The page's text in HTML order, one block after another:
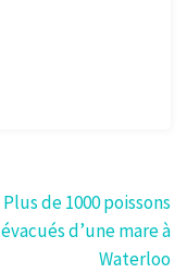
Plus de 1000 poissons
évacués d’une mare à
Waterloo